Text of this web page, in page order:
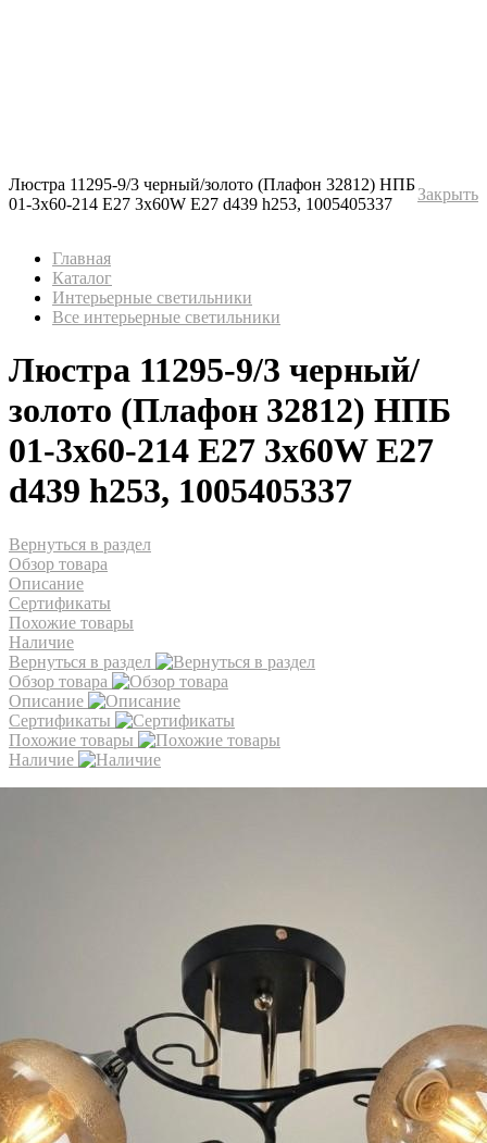
Люстра 11295-9/3 черный/золото (Плафон 32812) НПБ
01-3х60-214 Е27 3x60W Е27 d439 h253, 1005405337
Закрыть
Главная
Каталог
Интерьерные светильники
Все интерьерные светильники
Люстра 11295-9/3 черный/
золото (Плафон 32812) НПБ
01-3х60-214 Е27 3x60W Е27
d439 h253, 1005405337
Вернуться в раздел
Обзор товара
Описание
Сертификаты
Похожие товары
Наличие
Вернуться в раздел
Обзор товара
Описание
Сертификаты
Похожие товары
Наличие